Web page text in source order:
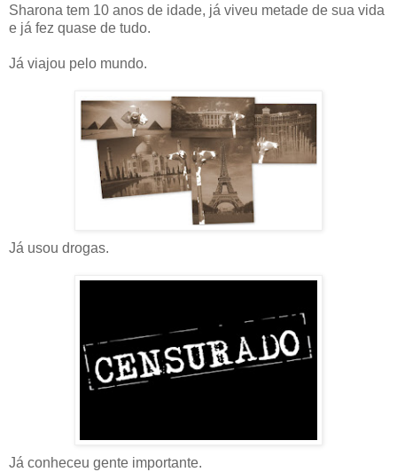
Sharona tem 10 anos de idade, já viveu metade de sua vida
e já fez quase de tudo.
Já viajou pelo mundo.
Já usou drogas.
Já conheceu gente importante.